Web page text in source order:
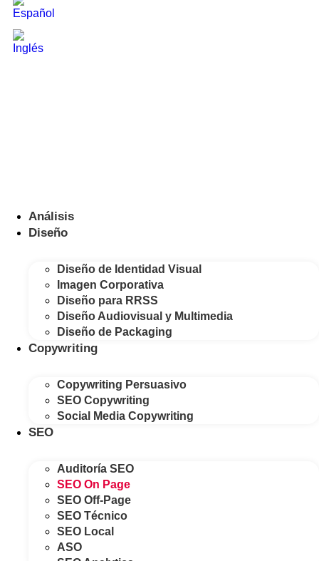
Análisis
Diseño
Diseño de Identidad Visual
Imagen Corporativa
Diseño para RRSS
Diseño Audiovisual y Multimedia
Diseño de Packaging
Copywriting
Copywriting Persuasivo
SEO Copywriting
Social Media Copywriting
SEO
Auditoría SEO
SEO On Page
SEO Off-Page
SEO Técnico
SEO Local
ASO